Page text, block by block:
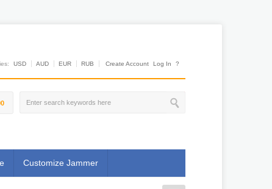
USD AUD EUR RUB Create Account Log In ?
Customize Jammer